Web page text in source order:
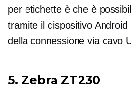
per etichette è che è
tramite il dispositivo
della connessione via cavo
5. Zebra ZT230